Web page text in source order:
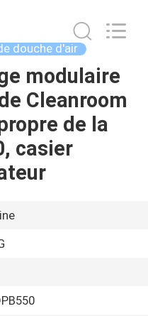
douche d'air
modulaire
Cleanroom
de la
casier